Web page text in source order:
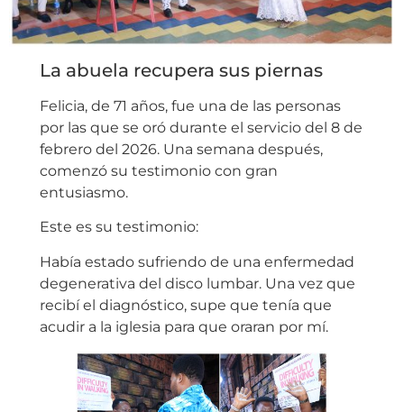
La abuela recupera sus piernas
Felicia, de 71 años, fue una de las personas
por las que se oró durante el servicio del 8 de
febrero del 2026. Una semana después,
comenzó su testimonio con gran
entusiasmo.
Este es su testimonio:
Había estado sufriendo de una enfermedad
degenerativa del disco lumbar. Una vez que
recibí el diagnóstico, supe que tenía que
acudir a la iglesia para que oraran por mí.